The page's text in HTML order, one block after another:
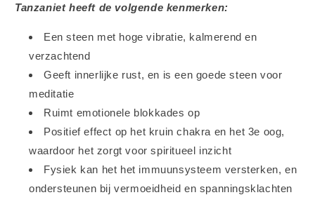
Tanzaniet heeft de volgende kenmerken:
Een steen met hoge vibratie, kalmerend en
verzachtend
Geeft innerlijke rust, en is een goede steen voor
meditatie
Ruimt emotionele blokkades op
Positief effect op het kruin chakra en het 3e oog,
waardoor het zorgt voor spiritueel inzicht
Fysiek kan het het immuunsysteem versterken, en
ondersteunen bij vermoeidheid en spanningsklachten